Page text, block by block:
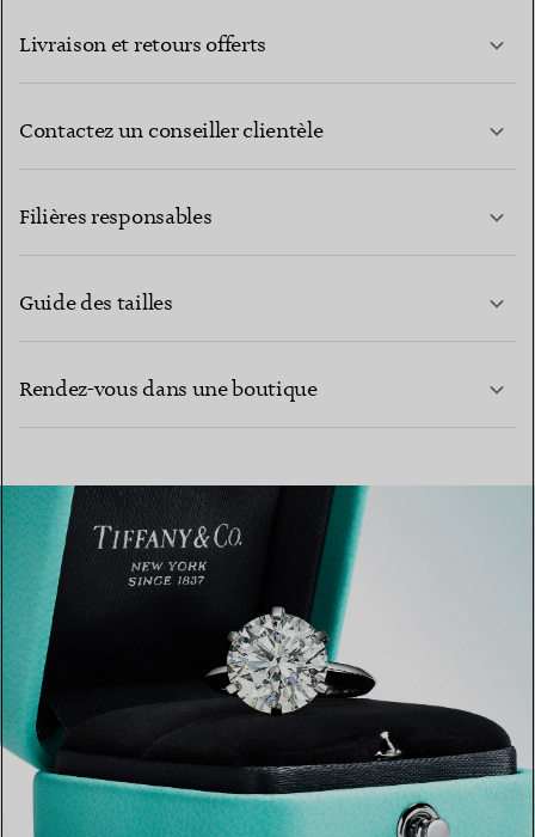
Livraison et retours offerts
Contactez un conseiller clientèle
Filières responsables
Guide des tailles
Rendez-vous dans une boutique
TROUVEZ LA BOUTIQUE LA PLUS PROCHE